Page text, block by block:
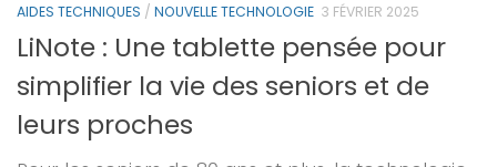
AIDES TECHNIQUES / NOUVELLE TECHNOLOGIE 3 FÉVRIER 2025
LiNote : Une tablette pensée pour
simplifier la vie des seniors et de
leurs proches